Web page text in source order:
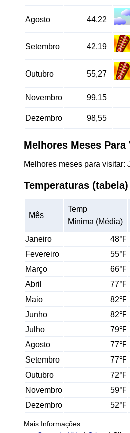
Agosto 44,22
Setembro 42,19
Outubro 55,27
Novembro 99,15
Dezembro 98,55
Melhores Meses
Melhores meses para visitar:
Temperaturas (tabela)
Mês
Temp
Mínima (Média)
Janeiro 48℉
Fevereiro
55℉
Março
66℉
Abril
77℉
Maio
82℉
Junho
82℉
Julho
79℉
Agosto
77℉
Setembro
77℉
Outubro
72℉
Novembro
59℉
Dezembro
52℉
Mais Informações: